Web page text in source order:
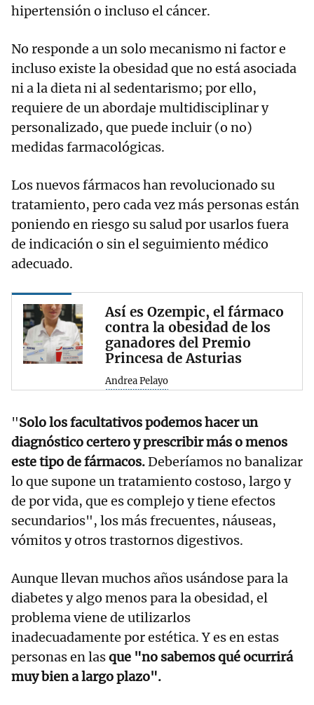
hipertensión o incluso el cáncer.
No responde a un solo mecanismo ni factor e
incluso existe la obesidad que no está asociada
ni a la dieta ni al sedentarismo; por ello,
requiere de un abordaje multidisciplinar y
personalizado, que puede incluir (o no)
medidas farmacológicas.
Los nuevos fármacos han revolucionado su
tratamiento, pero cada vez más personas están
poniendo en riesgo su salud por usarlos fuera
de indicación o sin el seguimiento médico
adecuado.
Así es Ozempic, el fármaco
contra la obesidad de los
ganadores del Premio
Princesa de Asturias
Andrea Pelayo
"Solo los facultativos podemos hacer un
diagnóstico certero y prescribir más o menos
este tipo de fármacos.Deberíamos no banalizar
lo que supone un tratamiento costoso, largo y
de por vida, que es complejo y tiene efectos
secundarios", los más frecuentes, náuseas,
vómitos y otros trastornos digestivos.
Aunque llevan muchos años usándose para la
diabetes y algo menos para la obesidad, el
problema viene de utilizarlos
inadecuadamente por estética. Y es en estas
personas en lasque "no sabemos qué ocurrirá
muy bien a largo plazo".